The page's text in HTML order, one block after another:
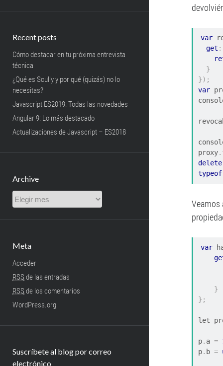
Recent posts
Cómo destacar en tu próxima entrevista
técnica
¿Qué es Scully y por qué (quizás) no lo
necesitas?
Javascript ES2019: Todas las novedades
Angular 9: Lo más destacado
Actualizaciones de Javascript – ES2018
Archive
Archive
Meta
Acceder
RSS de las entradas
RSS de los comentarios
WordPress.org
Suscríbete al blog por correo
electrónico
var
get :
}
});
var
proxy.
delete
typeof
Veamos
var
}
};
let
p. a =
p. b =